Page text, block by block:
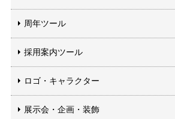
周年ツール
採用案内ツール
ロゴ・キャラクター
展示会・企画・装飾